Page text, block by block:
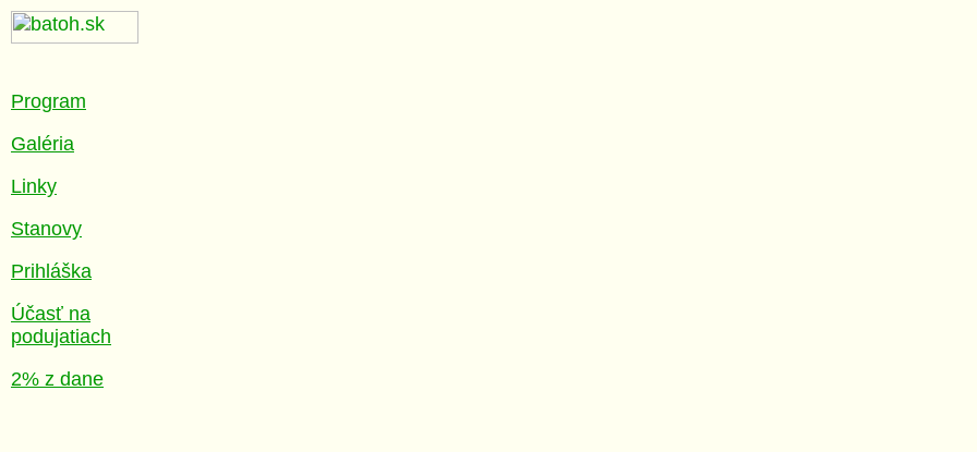
Program
Galéria
Linky
Stanovy
Prihláška
Účasť na
podujatiach
2% z dane